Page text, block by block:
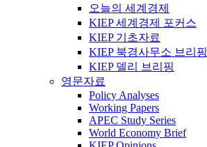
오늘의 세계경제
KIEP 세계경제 포커스
KIEP 기초자료
KIEP 북경사무소 브리핑
KIEP 델리 브리핑
영문자료
Policy Analyses
Working Papers
APEC Study Series
World Economy Brief